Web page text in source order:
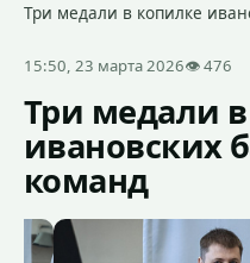
Три медали в копилке
15:50, 23 марта 2026👁 476
Три медали
ивановских
команд